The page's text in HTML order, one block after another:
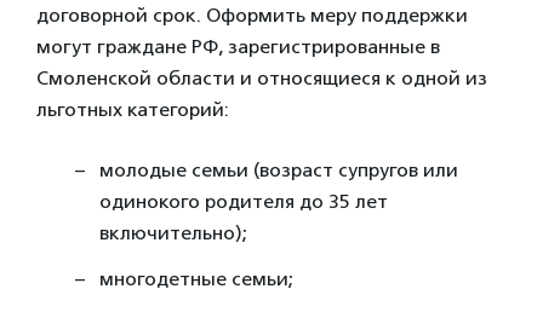
договорной срок. Оформить меру поддержки
могут граждане РФ, зарегистрированные в
Смоленской области и относящиеся к одной из
льготных категорий:
молодые семьи (возраст супругов или
одинокого родителя до 35 лет
включительно);
многодетные семьи;